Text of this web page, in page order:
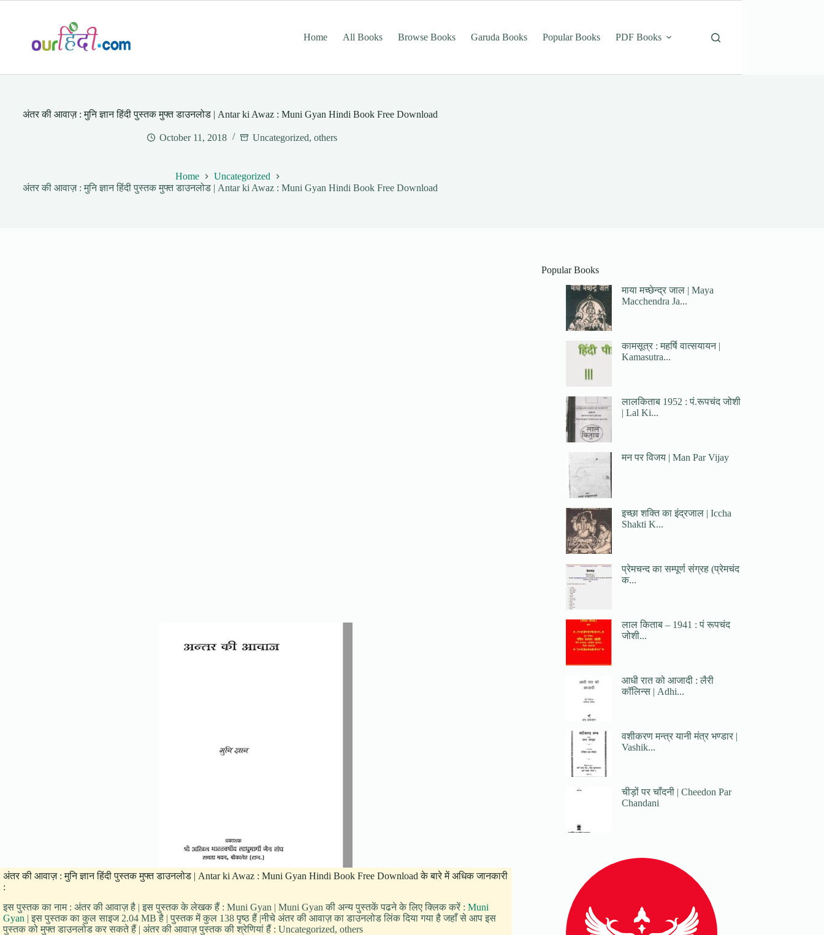
Home
All Books Browse Books Garuda Books Popular Books PDF Books
अंतर की आवाज़ : मुनि ज्ञान हिंदी पुस्तक मुफ्त डाउनलोड | Antar ki Awaz : Muni Gyan Hindi Book Free Download
October 11, 2018 Uncategorized, others
Home
Uncategorized
अंतर की आवाज़ : मुनि ज्ञान हिंदी पुस्तक मुफ्त डाउनलोड | Antar ki Awaz : Muni Gyan Hindi Book Free Download
अंतर की आवाज़ : मुनि ज्ञान हिंदी पुस्तक मुफ्त डाउनलोड | Antar ki Awaz : Muni Gyan Hindi Book Free Download के बारे में अधिक जानकारी
:
इस पुस्तक का नाम : अंतर की आवाज़ है | इस पुस्तक के लेखक हैं : Muni Gyan | Muni Gyan की अन्य पुस्तकें पढने के लिए क्लिक करें : Muni
Gyan | इस पुस्तक का कुल साइज 2.04 MB है | पुस्तक में कुल 138 पृष्ठ हैं |नीचे अंतर की आवाज़ का डाउनलोड लिंक दिया गया है जहाँ से आप इस
पुस्तक को मुफ्त डाउनलोड कर सकते हैं | अंतर की आवाज़ पुस्तक की श्रेणियां हैं : Uncategorized, others
Popular Books
माया मच्छेन्द्र जाल | Maya
Macchendra Ja...
कामसूत्र : महर्षि वात्सयायन |
Kamasutra...
लालकिताब 1952 : पं.रूपचंद जोशी
| Lal Ki...
मन पर विजय | Man Par Vijay
इच्छा शक्ति का इंद्रजाल | Iccha
Shakti K...
प्रेमचन्द का सम्पूर्ण संग्रह (प्रेमचंद
क...
लाल किताब – 1941 : पं रूपचंद
जोशी...
आधी रात को आजादी : लैरी
कॉलिन्स | Adhi...
वशीकरण मन्त्र यानी मंत्र भण्डार |
Vashik...
चीड़ों पर चाँदनी | Cheedon Par
Chandani